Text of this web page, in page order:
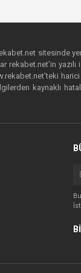
sitesinde
rekabet.net’in
harici
kaynaklı